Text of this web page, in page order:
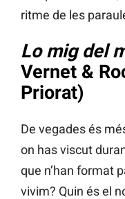
ritme de les
Lo mig del
Vernet &
Priorat)
De vegades és
on has viscut
que n’han format
vivim? Quin és el